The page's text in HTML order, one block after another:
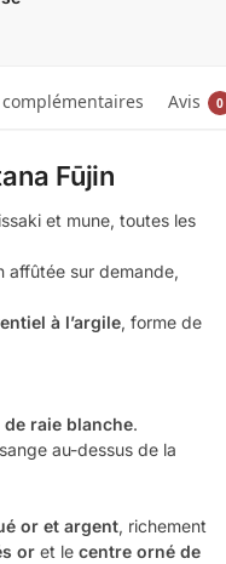
Avis 0
Fūjin
et mune, toutes les
affûtée sur demande,
à l’argile, forme de
raie blanche.
au-dessus de la
or et argent, richement
or et le centre orné de